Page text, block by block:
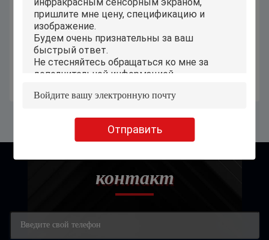
Отправить
8 дюймовый детский учебный
планшет онлайн домашнее
обучение Дети учатся с помощью
7 дюймов для школьного
контакт